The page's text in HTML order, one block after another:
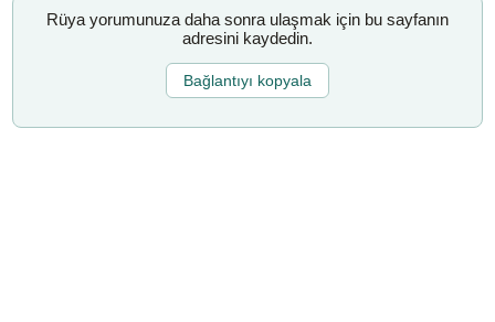
Rüya yorumunuza daha sonra ulaşmak için bu sayfanın
adresini kaydedin.
Bağlantıyı kopyala